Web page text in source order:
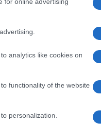
analytics like cookies on
functionality of the website
personalization.
mogli promijeniti